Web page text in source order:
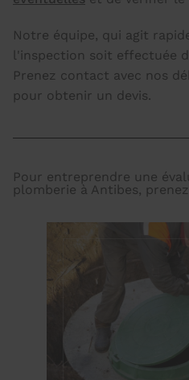
Notre équipe, qui agit
l'inspection soit effectuée
Prenez contact avec nos
pour obtenir un devis.
Pour entreprendre une
plomberie à Antibes,